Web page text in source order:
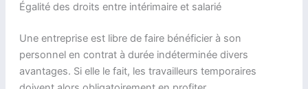
Égalité des droits entre intérimaire et salarié
Une entreprise est libre de faire bénéficier à son
personnel en contrat à durée indéterminée divers
avantages. Si elle le fait, les travailleurs temporaires